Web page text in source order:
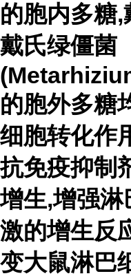
的胞内多糖
戴氏绿僵菌
的胞外多糖
细胞转化作
抗免疫抑制
增生,增强淋
激的增生反
变大鼠淋巴